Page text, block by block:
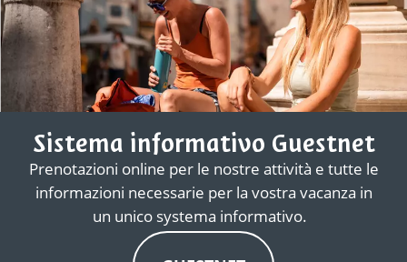
Sistema informativo Guestnet
Prenotazioni online per le nostre attività e tutte le
informazioni necessarie per la vostra vacanza in
un unico systema informativo.